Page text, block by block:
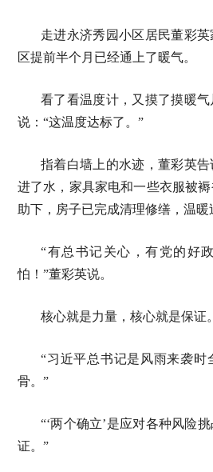
走进永济秀园小区居民董彩
区提前半个月已经通上了暖气。
看了看温度计，又摸了摸暖
说：“这温度达标了。”
指着白墙上的水迹，董彩英
进了水，家具家电和一些衣服被
助下，房子已完成清理修缮，温暖
“有总书记关心，有党的好
怕！”董彩英说。
核心就是力量，核心就是保证。
“习近平总书记是风雨来袭时
骨。”
“‘两个确立’是应对各种风险
证。”